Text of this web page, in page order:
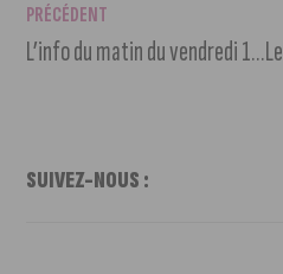
PRÉCÉDENT
L’info du matin du vendredi 15 décembre 2023
SUIVEZ-NOUS :